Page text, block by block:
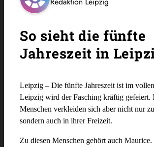
So sieht die fünfte
Jahreszeit in
Leipzig – Die fünfte Jahreszeit ist im
Leipzig wird der Fasching kräftig gefeiert.
Menschen verkleiden sich aber nicht nur
sondern auch in ihrer Freizeit.
Zu diesen Menschen gehört auch